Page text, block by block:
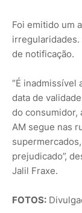
Foi emitido um
de notificação.
“É inadmissível
data de
do consumidor,
AM segue nas
prejudicado”,
Jalil Fraxe.
FOTOS: